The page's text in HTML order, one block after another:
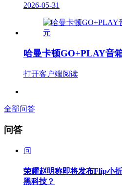
2026-05-31
哈曼卡顿GO+PLAY音
打开客户端阅读
全部问答
问答
问
荣耀赵明称即将发布Flip小
黑科技？